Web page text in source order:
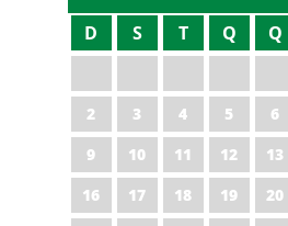
D S T Q Q
2
3 4 5 6
9
10 11 12 13
16
17 18 19 20